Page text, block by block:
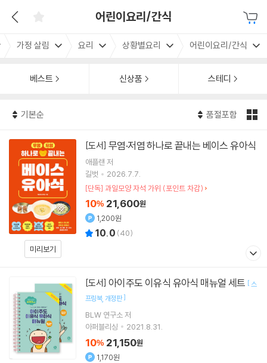
어린이요리/간식
가정 살림 요리 상황별요리 어린이요리/간식
베스트 신상품 스테디
기본순 품절포함
미리보기
[도서] 무염·저염 하나로 끝내는 베이스 유아식
애플랜 저
길벗
2026.7.7.
[단독] 과일모양 자석 가위 (포인트 차감)
10% 21,600원
1,200원
10.0 (40)
[도서] 아이주도 이유식 유아식 매뉴얼 세트 [ 스
프링북 개정판]
BLW 연구소 저
아퍼블리싱
2021.8.31.
10% 21,150원
1,170원